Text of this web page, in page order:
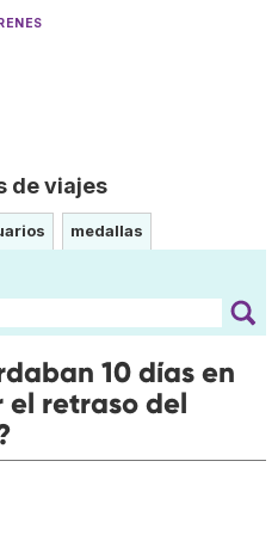
de viajes
medallas
10 días en
el retraso del